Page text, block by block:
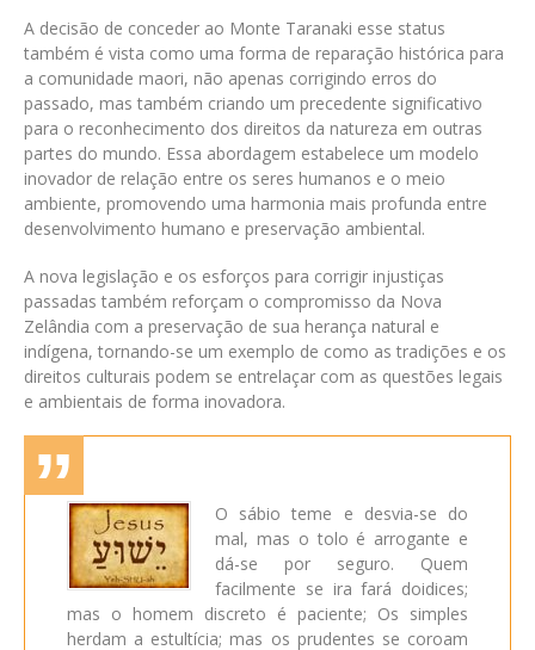
A decisão de conceder ao Monte Taranaki esse status
também é vista como uma forma de reparação histórica para
a comunidade maori, não apenas corrigindo erros do
passado, mas também criando um precedente significativo
para o reconhecimento dos direitos da natureza em outras
partes do mundo. Essa abordagem estabelece um modelo
inovador de relação entre os seres humanos e o meio
ambiente, promovendo uma harmonia mais profunda entre
desenvolvimento humano e preservação ambiental.
A nova legislação e os esforços para corrigir injustiças
passadas também reforçam o compromisso da Nova
Zelândia com a preservação de sua herança natural e
indígena, tornando-se um exemplo de como as tradições e os
direitos culturais podem se entrelaçar com as questões legais
e ambientais de forma inovadora.
O sábio teme e desvia-se do
mal, mas o tolo é arrogante e
dá-se por seguro. Quem
facilmente se ira fará doidices;
mas o homem discreto é paciente; Os simples
herdam a estultícia; mas os prudentes se coroam